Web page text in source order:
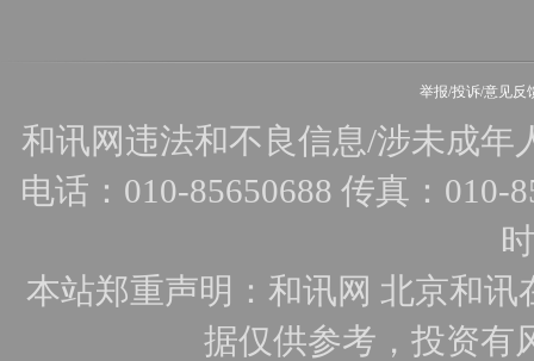
举报/投诉/意见反
和讯网违法和不良信息/涉未成年
电话：010-85650688 传真：010-
本站郑重声明：和讯网 北京和
据仅供参考，投资有